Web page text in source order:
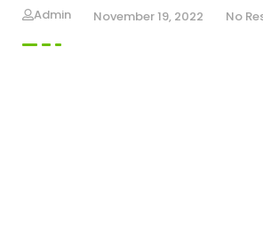
Admin November 19, 2022 No